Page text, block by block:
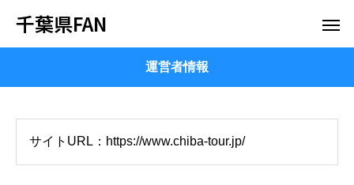
千葉県FAN
運営者情報
サイトURL：https://www.chiba-tour.jp/